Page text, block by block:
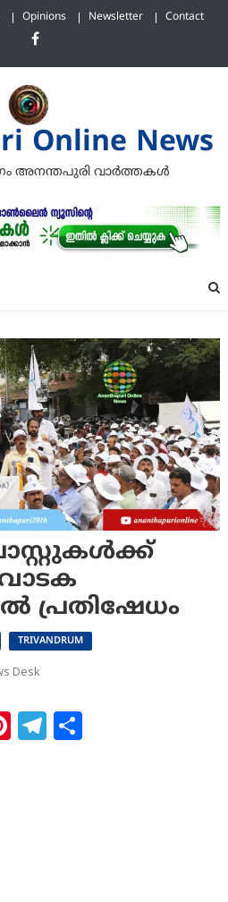
Opinions Newsletter Contact
Online News
അനന്തപുരി വാര്‍ത്തകള്‍
പ്രതിഷേധം
TRIVANDRUM
Desk
Pinterest
Telegram
Share